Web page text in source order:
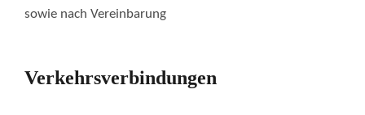
sowie nach Vereinbarung
Verkehrsverbindungen